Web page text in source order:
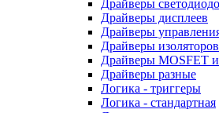
Драйверы
Драйверы дисплеев
Драйверы
Драйверы
Драйверы MOSFET
Драйверы разные
Логика - триггеры
Логика - стандартная